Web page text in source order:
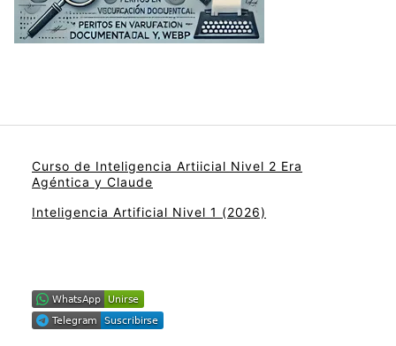
Curso de Inteligencia Artiicial Nivel 2 Era
Agéntica y Claude
Inteligencia Artificial Nivel 1 (2026)